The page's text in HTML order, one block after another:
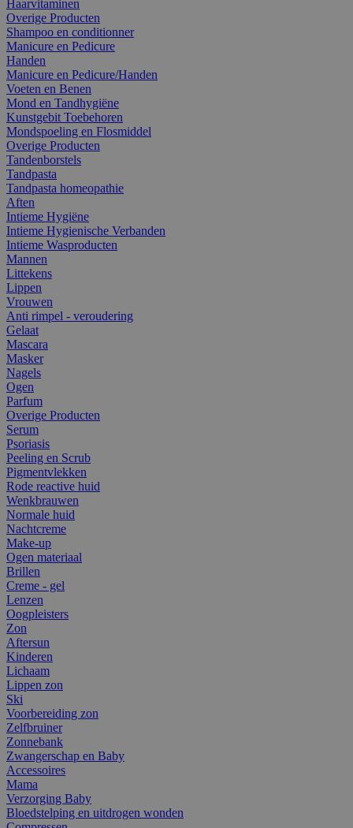
Haarvitaminen
Overige Producten
Shampoo en conditionner
Manicure en Pedicure
Handen
Manicure en Pedicure/Handen
Voeten en Benen
Mond en Tandhygiëne
Kunstgebit Toebehoren
Mondspoeling en Flosmiddel
Overige Producten
Tandenborstels
Tandpasta
Tandpasta homeopathie
Aften
Intieme Hygiëne
Intieme Hygienische Verbanden
Intieme Wasproducten
Mannen
Littekens
Lippen
Vrouwen
Anti rimpel - veroudering
Gelaat
Mascara
Masker
Nagels
Ogen
Parfum
Overige Producten
Serum
Psoriasis
Peeling en Scrub
Pigmentvlekken
Rode reactive huid
Wenkbrauwen
Normale huid
Nachtcreme
Make-up
Ogen materiaal
Brillen
Creme - gel
Lenzen
Oogpleisters
Zon
Aftersun
Kinderen
Lichaam
Lippen zon
Ski
Voorbereiding zon
Zelfbruiner
Zonnebank
Zwangerschap en Baby
Accessoires
Mama
Verzorging Baby
Bloedstelping en uitdrogen wonden